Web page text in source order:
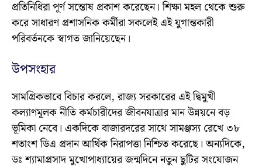
প্রতিনিধিরা পূর্ণ সন্তোষ প্রকাশ করেছেন। শিক্ষা মহল থেকে শুরু
করে সাধারণ প্রশাসনিক কর্মীরা সকলেই এই যুগান্তকারী
পরিবর্তনকে স্বাগত জানিয়েছেন।
উপসংহার
সামগ্রিকভাবে বিচার করলে, রাজ্য সরকারের এই দ্বিমুখী
কল্যাণমূলক নীতি কর্মচারীদের জীবনযাত্রার মান উন্নয়নে বড়
ভূমিকা নেবে। একদিকে বাজারদরের সাথে সামঞ্জস্য রেখে ৩৮
শতাংশ ডিএ প্রদান আর্থিক নিরাপত্তা নিশ্চিত করেছে। অন্যদিকে,
ডঃ শ্যামাপ্রসাদ মুখোপাধ্যায়ের জন্মদিনে নতুন ছুটির সংযোজন